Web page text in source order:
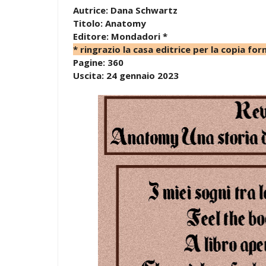
Autrice: Dana Schwartz
Titolo: Anatomy
Editore: Mondadori *
* ringrazio la casa editrice per la copia
Pagine: 360
Uscita: 24 gennaio 2023